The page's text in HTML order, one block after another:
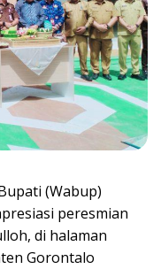
(Wabup)
peresmian
di halaman
Gorontalo